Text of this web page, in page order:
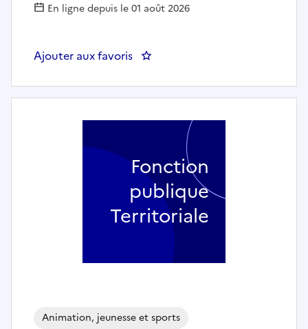
En ligne depuis le 01 août 2026
Ajouter aux favoris
Animation, jeunesse et sports
Fonction
publique
Territoriale